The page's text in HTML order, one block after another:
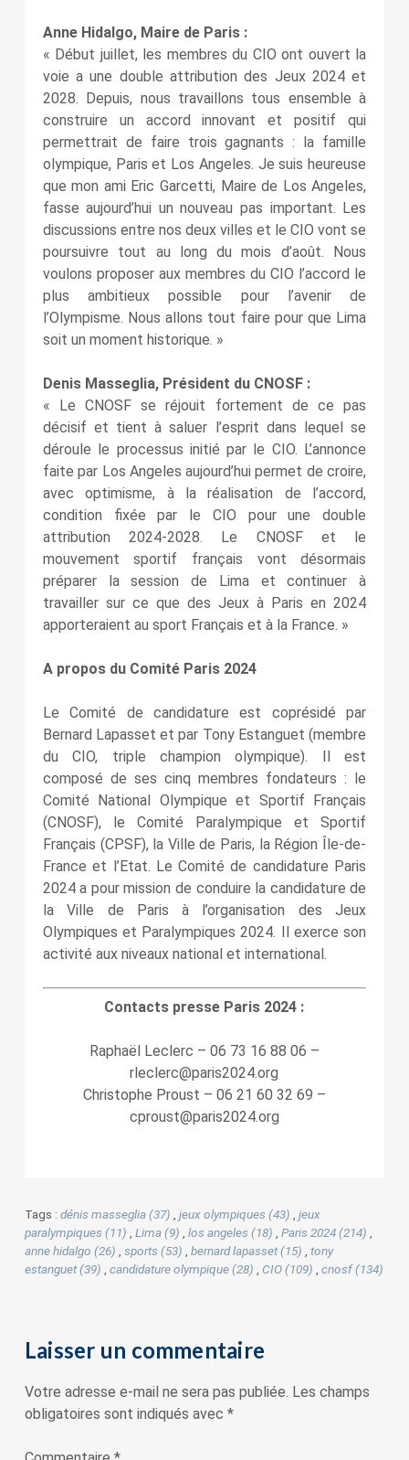
Anne Hidalgo, Maire de Paris :
« Début juillet, les membres du CIO ont ouvert la
voie a une double attribution des Jeux 2024 et
2028. Depuis, nous travaillons tous ensemble à
construire un accord innovant et positif qui
permettrait de faire trois gagnants : la famille
olympique, Paris et Los Angeles. Je suis heureuse
que mon ami Eric Garcetti, Maire de Los Angeles,
fasse aujourd’hui un nouveau pas important. Les
discussions entre nos deux villes et le CIO vont se
poursuivre tout au long du mois d’août. Nous
voulons proposer aux membres du CIO l’accord le
plus ambitieux possible pour l’avenir de
l’Olympisme. Nous allons tout faire pour que Lima
soit un moment historique. »
Denis Masseglia, Président du CNOSF :
« Le CNOSF se réjouit fortement de ce pas
décisif et tient à saluer l’esprit dans lequel se
déroule le processus initié par le CIO. L’annonce
faite par Los Angeles aujourd’hui permet de croire,
avec optimisme, à la réalisation de l’accord,
condition fixée par le CIO pour une double
attribution 2024-2028. Le CNOSF et le
mouvement sportif français vont désormais
préparer la session de Lima et continuer à
travailler sur ce que des Jeux à Paris en 2024
apporteraient au sport Français et à la France. »
A propos du Comité Paris 2024
Le Comité de candidature est coprésidé par
Bernard Lapasset et par Tony Estanguet (membre
du CIO, triple champion olympique). Il est
composé de ses cinq membres fondateurs : le
Comité National Olympique et Sportif Français
(CNOSF), le Comité Paralympique et Sportif
Français (CPSF), la Ville de Paris, la Région Île-de-
France et l’Etat. Le Comité de candidature Paris
2024 a pour mission de conduire la candidature de
la Ville de Paris à l’organisation des Jeux
Olympiques et Paralympiques 2024. Il exerce son
activité aux niveaux national et international.
Contacts presse Paris 2024 :
Raphaël Leclerc – 06 73 16 88 06 –
rleclerc@paris2024.org
Christophe Proust – 06 21 60 32 69 –
cproust@paris2024.org
Tags : dénis masseglia (37) jeux olympiques (43)
jeux
paralympiques (11)
Lima (9) los angeles (18) Paris 2024 (214)
anne hidalgo (26)
sports (53) bernard lapasset (15)
tony
estanguet (39)
candidature olympique (28) CIO (109) cnosf (134)
Laisser un commentaire
Votre adresse e-mail ne sera pas publiée. Les champs
obligatoires sont indiqués avec *